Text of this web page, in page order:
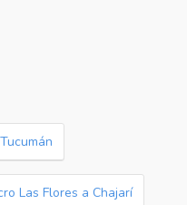
Las Flores a Chajarí